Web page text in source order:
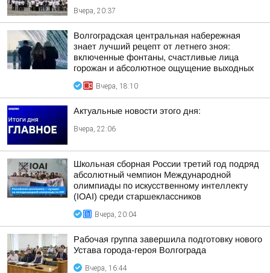
Вчера, 20:37
Волгоградская центральная набережная
знает лучший рецепт от летнего зноя:
включенные фонтаны, счастливые лица
горожан и абсолютное ощущение выходных
Вчера, 18:10
Актуальные новости этого дня:
Вчера, 22:06
Школьная сборная России третий год подряд
абсолютный чемпион Международной
олимпиады по искусственному интеллекту
(IOAI) среди старшеклассников
Вчера, 20:04
Рабочая группа завершила подготовку нового
Устава города-героя Волгограда
Вчера, 16:44